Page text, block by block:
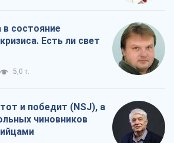
в состояние
Есть ли свет
5,0 т.
и победит (NSJ), а
чиновников